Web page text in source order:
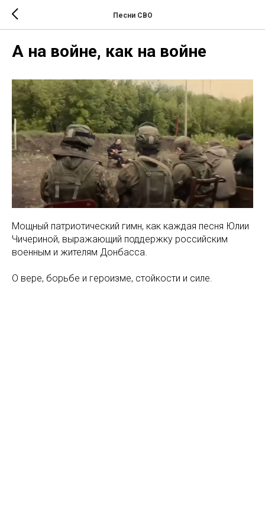
Песни СВО
А на войне, как на войне
Мощный патриотический гимн, как каждая песня Юлии
Чичериной, выражающий поддержку российским
военным и жителям Донбасса.
О вере, борьбе и героизме, стойкости и силе.